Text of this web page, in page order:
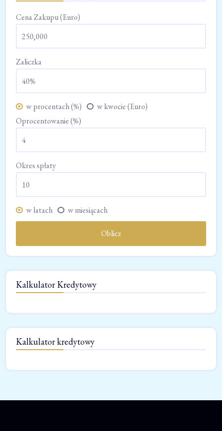
Cena Zakupu (Euro)
Zaliczka
w procentach (%)
w kwocie (Euro)
Oprocentowanie (%)
Okres spłaty
w latach w miesiącach
Oblicz
Kalkulator Kredytowy
Kalkulator kredytowy